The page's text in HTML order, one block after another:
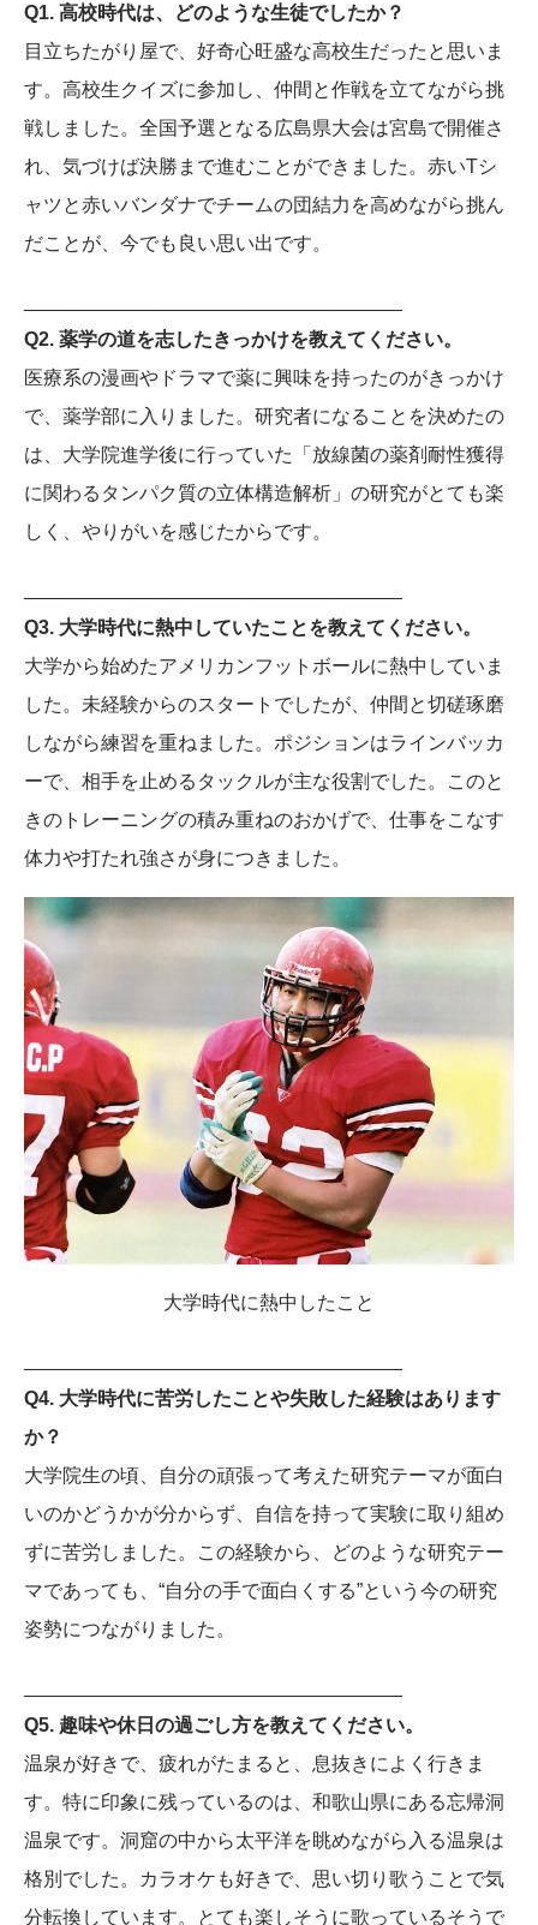
Q1. 高校時代は、どのような生徒でしたか？
目立ちたがり屋で、好奇心旺盛な高校生だったと思いま
す。高校生クイズに参加し、仲間と作戦を立てながら挑
戦しました。全国予選となる広島県大会は宮島で開催さ
れ、気づけば決勝まで進むことができました。赤いTシ
ャツと赤いバンダナでチームの団結力を高めながら挑ん
だことが、今でも良い思い出です。
Q2. 薬学の道を志したきっかけを教えてください。
医療系の漫画やドラマで薬に興味を持ったのがきっかけ
で、薬学部に入りました。研究者になることを決めたの
は、大学院進学後に行っていた「放線菌の薬剤耐性獲得
に関わるタンパク質の立体構造解析」の研究がとても楽
しく、やりがいを感じたからです。
Q3. 大学時代に熱中していたことを教えてください。
大学から始めたアメリカンフットボールに熱中していま
した。未経験からのスタートでしたが、仲間と切磋琢磨
しながら練習を重ねました。ポジションはラインバッカ
ーで、相手を止めるタックルが主な役割でした。このと
きのトレーニングの積み重ねのおかげで、仕事をこなす
体力や打たれ強さが身につきました。
大学時代に熱中したこと
Q4. 大学時代に苦労したことや失敗した経験はあります
か？
大学院生の頃、自分の頑張って考えた研究テーマが面白
いのかどうかが分からず、自信を持って実験に取り組め
ずに苦労しました。この経験から、どのような研究テー
マであっても、“自分の手で面白くする”という今の研究
姿勢につながりました。
Q5. 趣味や休日の過ごし方を教えてください。
温泉が好きで、疲れがたまると、息抜きによく行きま
す。特に印象に残っているのは、和歌山県にある忘帰洞
温泉です。洞窟の中から太平洋を眺めながら入る温泉は
格別でした。カラオケも好きで、思い切り歌うことで気
分転換しています。とても楽しそうに歌っているそうで